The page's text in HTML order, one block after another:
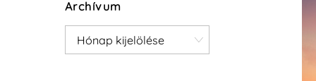
Archívum
Archívum